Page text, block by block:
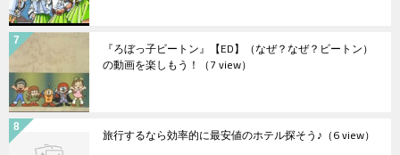
『ろぼっ子ビートン』【ED】（なぜ？なぜ？ビートン）
の動画を楽しもう！ （7 view）
旅行するなら効率的に最安値のホテル探そう♪ （6 view）